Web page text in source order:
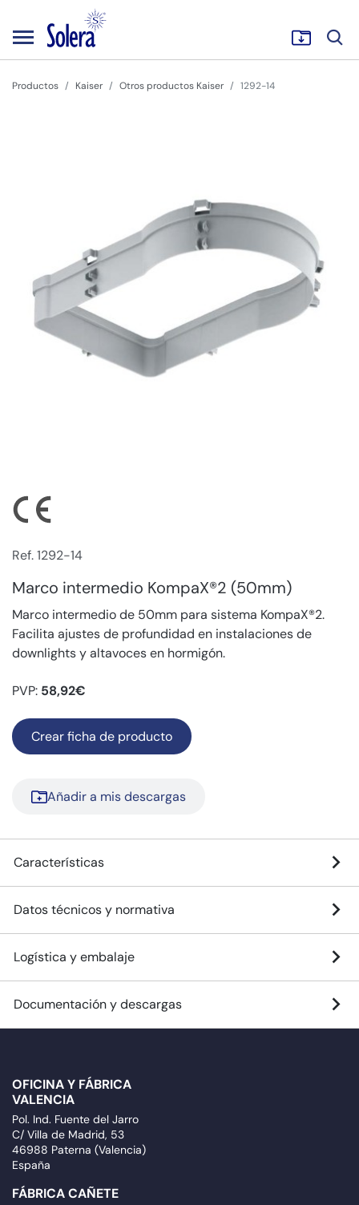
Productos Kaiser Otros productos Kaiser 1292-14
Ref. 1292-14
Marco intermedio KompaX®2 (50mm)
Marco intermedio de 50mm para sistema KompaX®2.
Facilita ajustes de profundidad en instalaciones de
downlights y altavoces en hormigón.
PVP: 58,92€
Crear ficha de producto
Añadir a mis descargas
Características
Datos técnicos y normativa
Logística y embalaje
Documentación y descargas
OFICINA Y FÁBRICA
VALENCIA
Pol. Ind. Fuente del Jarro
C/ Villa de Madrid, 53
46988 Paterna (Valencia)
España
FÁBRICA CAÑETE